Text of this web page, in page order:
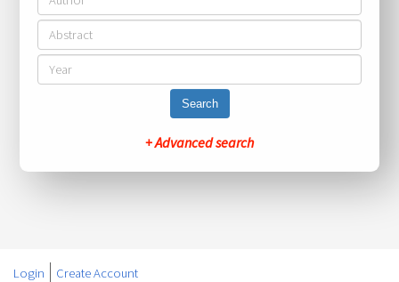
Search
+ Advanced search
Login Create Account